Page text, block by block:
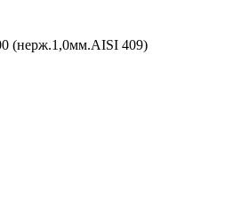
(нерж.1,0мм.AISI 409)